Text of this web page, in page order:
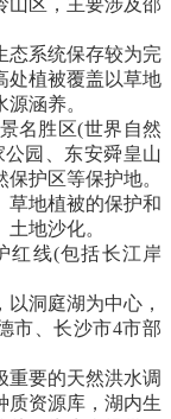
区，主要涉及邵
系统保存较为完
处植被覆盖以草地
涵养。
名胜区(世界自然
园、东安舜皇山
护区等保护地。
地植被的保护和
地沙化。
线(包括长江岸
洞庭湖为中心，
市、长沙市4市部
要的天然洪水调
质资源库，湖内生